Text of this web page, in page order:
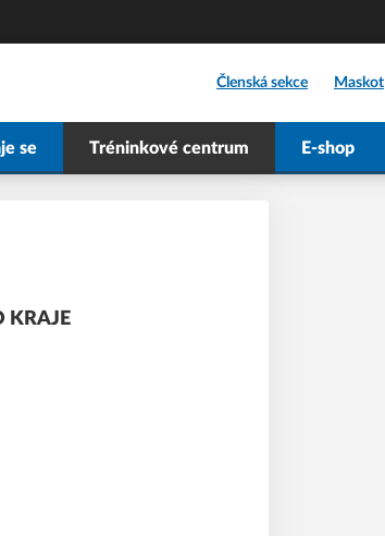
Členská sekce Maskot
se Tréninkové centrum E-shop
KRAJE